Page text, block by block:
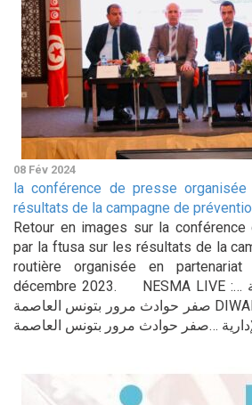
08 Fév 2024
la conférence de presse
résultats de la campagne de
Retour en images sur la
par la ftusa sur les résultats de la
routière organisée en
décembre 2023. NESMA LIVE :ليلة رأس السنة الإدارية …
صفر حوادث مرور بتونس العاصمة DIWAN FM : ليلة رأس السنة